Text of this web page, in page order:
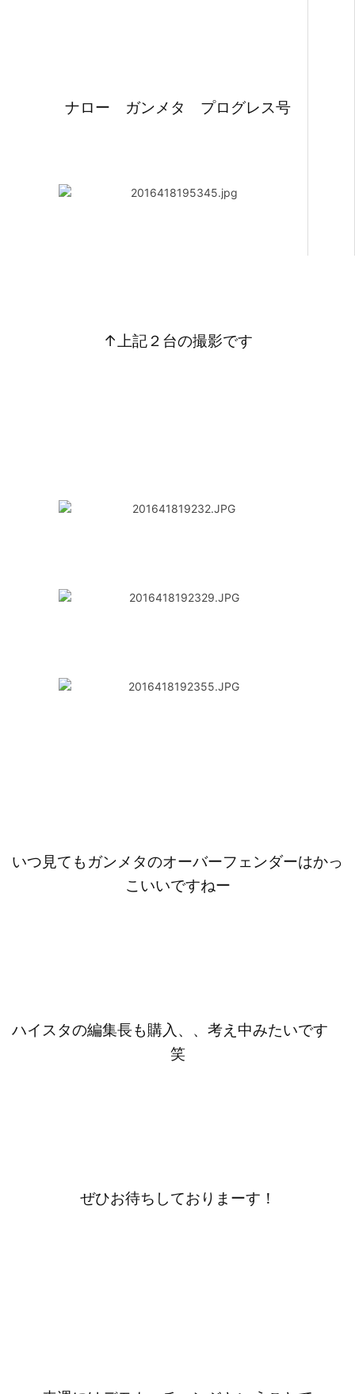
ナロー ガンメタ プログレス号
↑上記２台の撮影です
いつ見てもガンメタのオーバーフェンダーはかっ
こいいですねー
ハイスタの編集長も購入、、考え中みたいです
笑
ぜひお待ちしておりまーす！